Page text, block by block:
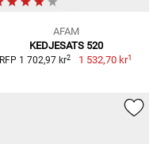
AFAM
KEDJESATS 520
RFP 1 702,97 kr2 1 532,70 kr1